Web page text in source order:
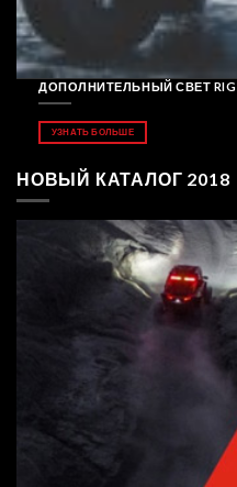
ДОПОЛНИТЕЛЬНЫЙ СВЕТ RIGID
УЗНАТЬ БОЛЬШЕ
НОВЫЙ КАТАЛОГ 2018